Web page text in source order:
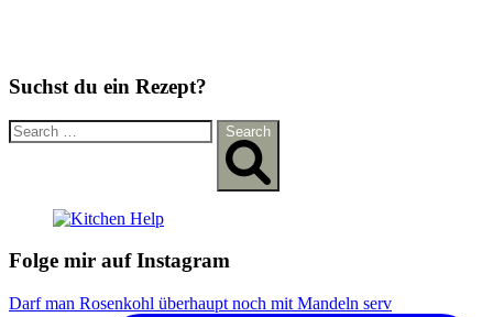
Suchst du ein Rezept?
S
e
o
:
Search
Folge mir auf Instagram
Darf man Rosenkohl überhaupt noch mit Mandeln serv